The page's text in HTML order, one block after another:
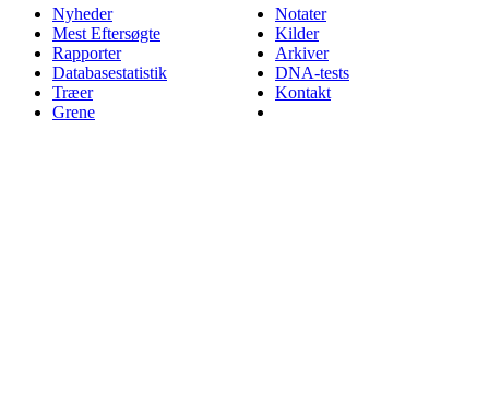
Nyheder
Mest Eftersøgte
Rapporter
Databasestatistik
Træer
Grene
Notater
Kilder
Arkiver
DNA-tests
Kontakt